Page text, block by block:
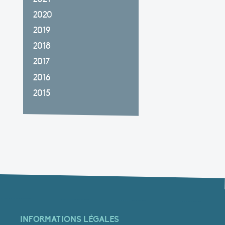
2020
2019
2018
2017
2016
2015
INFORMATIONS LÉGALES